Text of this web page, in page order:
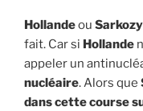
Hollandeou Sarkozy
fait. Car si Hollande
appeler un
nucléaire. Alors que
dans cette course